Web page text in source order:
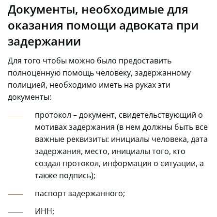
Документы, необходимые для
оказания помощи адвоката при
задержании
Для того чтобы можно было предоставить
полноценную помощь человеку, задержанному
полицией, необходимо иметь на руках эти
документы:
протокол – документ, свидетельствующий о
мотивах задержания (в нем должны быть все
важные реквизиты: инициалы человека, дата
задержания, место, инициалы того, кто
создал протокол, информация о ситуации, а
также подпись);
паспорт задержанного;
ИНН;